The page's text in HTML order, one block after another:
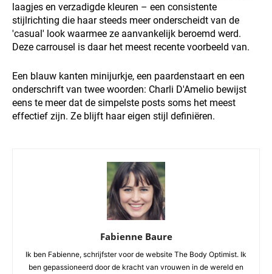
laagjes en verzadigde kleuren – een consistente
stijlrichting die haar steeds meer onderscheidt van de
'casual' look waarmee ze aanvankelijk beroemd werd.
Deze carrousel is daar het meest recente voorbeeld van.
Een blauw kanten minijurkje, een paardenstaart en een
onderschrift van twee woorden: Charli D'Amelio bewijst
eens te meer dat de simpelste posts soms het meest
effectief zijn. Ze blijft haar eigen stijl definiëren.
Fabienne Baure
Ik ben Fabienne, schrijfster voor de website The Body Optimist. Ik
ben gepassioneerd door de kracht van vrouwen in de wereld en